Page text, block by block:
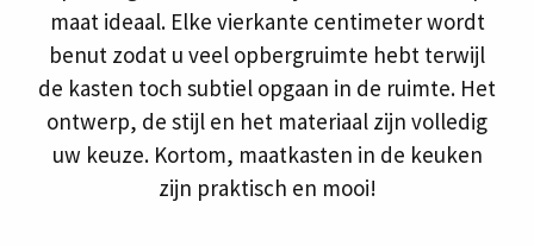
maat ideaal. Elke vierkante centimeter wordt
benut zodat u veel opbergruimte hebt terwijl
de kasten toch subtiel opgaan in de ruimte. Het
ontwerp, de stijl en het materiaal zijn volledig
uw keuze. Kortom, maatkasten in de keuken
zijn praktisch en mooi!